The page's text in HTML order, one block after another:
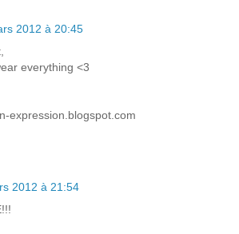
2012 à 20:45
everything <3
expression.blogspot.com
2012 à 21:54